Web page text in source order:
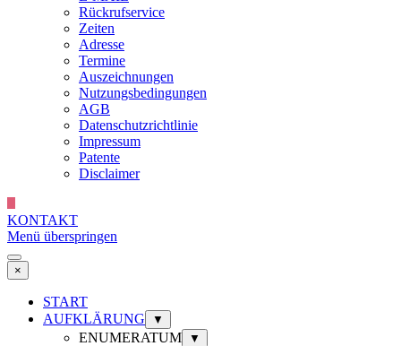
Rückrufservice
Zeiten
Adresse
Termine
Auszeichnungen
Nutzungsbedingungen
AGB
Datenschutzrichtlinie
Impressum
Patente
Disclaimer
KONTAKT
Menü überspringen
×
START
AUFKLÄRUNG
▼
ENUMERATUM ▼